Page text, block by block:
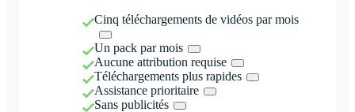
Cinq téléchargements de vidéos par mois
Un pack par mois
Aucune attribution requise
Téléchargements plus rapides
Assistance prioritaire
Sans publicités